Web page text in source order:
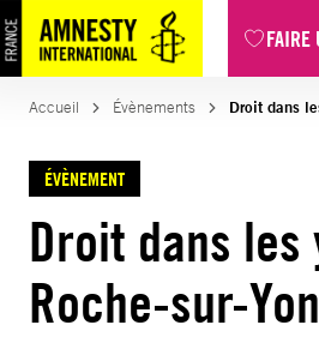
FAIRE
Accueil Évènements Droit dans
ÉVÈNEMENT
Droit dans les
Roche-sur-Yon